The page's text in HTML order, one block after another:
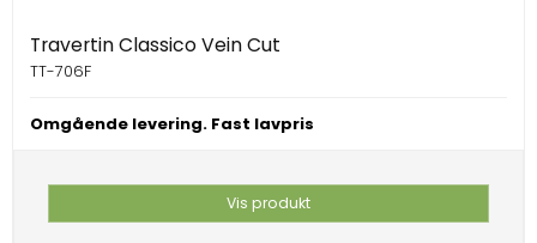
Travertin Classico Vein Cut
TT-706F
Omgående levering. Fast lavpris
Vis produkt